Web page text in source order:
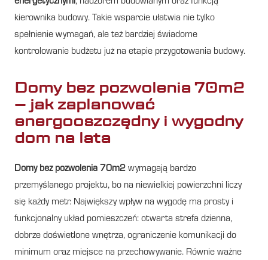
kierownika budowy. Takie wsparcie ułatwia nie tylko
spełnienie wymagań, ale też bardziej świadome
kontrolowanie budżetu już na etapie przygotowania budowy.
Domy bez pozwolenia 70m2
– jak zaplanować
energooszczędny i wygodny
dom na lata
Domy bez pozwolenia 70m2 wymagają bardzo
przemyślanego projektu, bo na niewielkiej powierzchni liczy
się każdy metr. Największy wpływ na wygodę ma prosty i
funkcjonalny układ pomieszczeń: otwarta strefa dzienna,
dobrze doświetlone wnętrza, ograniczenie komunikacji do
minimum oraz miejsce na przechowywanie. Równie ważne